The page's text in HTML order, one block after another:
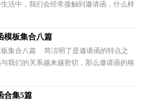
活中，我们会经常接触到邀请函，什么样
面是小编帮大家整理的商...
模板集合八篇
板集合八篇 简洁明了是邀请函的特点之
我们的关系越来越密切，那么邀请函的格
整理的聚会的邀请函8篇，...
合集5篇